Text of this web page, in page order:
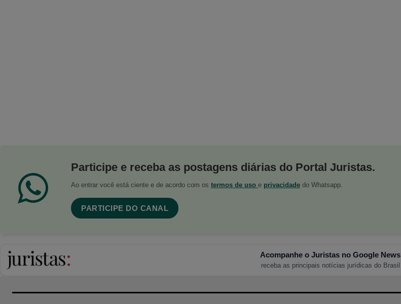
Participe e receba as postagens diárias do Portal Juristas.
Ao entrar você está ciente e de acordo com os termos de uso e privacidade do Whatsapp.
PARTICIPE DO CANAL
Acompanhe o Juristas no Google News
receba as principais notícias jurídicas do Brasil